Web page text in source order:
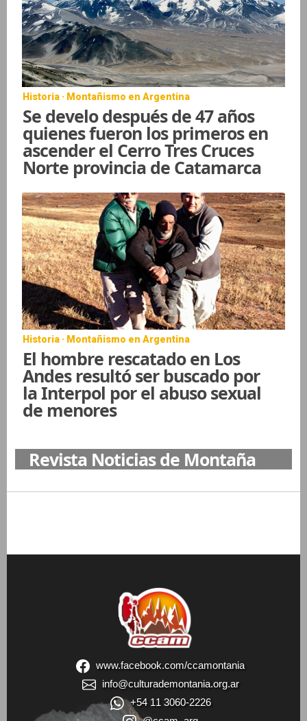
Historia · Montañismo en Argentina
Se develo después de 47 años
quienes fueron los primeros en
ascender el Cerro Tres Cruces
Norte provincia de Catamarca
Historia · Montañismo en Argentina
El hombre rescatado en Los
Andes resultó ser buscado por
la Interpol por el abuso sexual
de menores
Revista Noticias de Montaña
www.facebook.com/ccamontania
info@culturademontania.org.ar
+54 11 3060-2226